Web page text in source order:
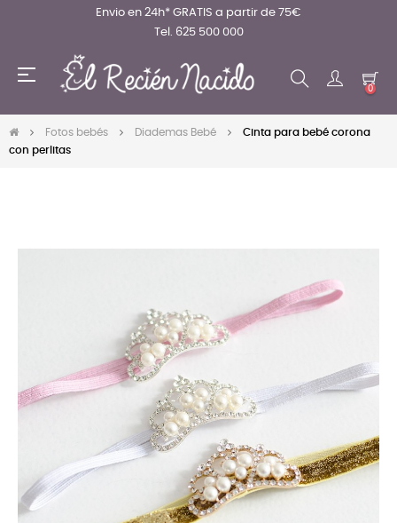
Envio en 24h* GRATIS a partir de 75€
Tel. 625 500 000
Navegación
☰
0
Fotos bebés Diademas Bebé
Cinta para bebé corona
con perlitas